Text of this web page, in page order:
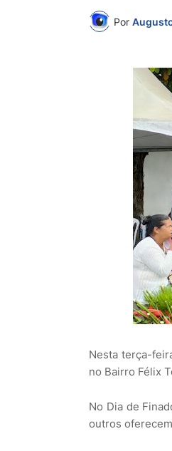
Por
Nesta terça-
no Bairro Félix
No Dia de
outros